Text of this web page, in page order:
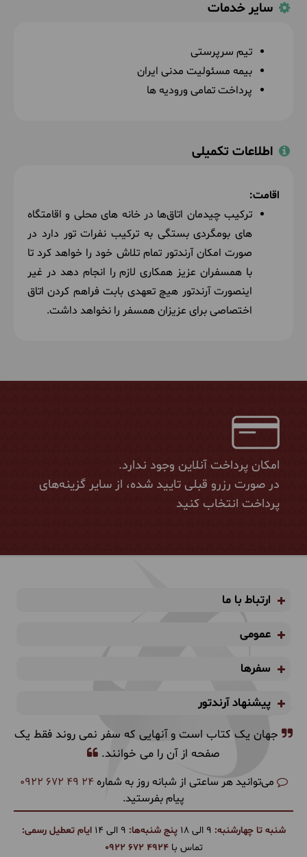
سایر خدمات
تیم سرپرستی
بیمه مسئولیت مدنی ایران
پرداخت تمامی ورودیه ها
اطلاعات تکمیلی
اقامت:
ترکیب چیدمان اتاق‌ها در خانه های محلی و اقامتگاه
های بومگردی بستگی به ترکیب نفرات تور دارد در
صورت امکان آرندتور تمام تلاش خود را خواهد کرد تا
با همسفران عزیز همکاری لازم را انجام دهد در غیر
اینصورت آرندتور هیچ تعهدی بابت فراهم کردن اتاق
اختصاصی برای عزیزان همسفر را نخواهد داشت.
امکان پرداخت آنلاین وجود ندارد.
در صورت رزرو قبلی تایید شده، از سایر گزینه‌های
پرداخت انتخاب کنید
ارتباط با ما
عمومی
سفرها
پیشنهاد آرندتور
جهان یک کتاب است و آنهایی که سفر نمی روند فقط یک
صفحه از آن را می خوانند.
می‌توانید هر ساعتی از شبانه روز به شماره 0922 672 49 24
پیام بفرستید.
شنبه تا چهارشنبه: پنج شنبه‌ها:
ایام تعطیل رسمی:
تماس با0922 672 4924